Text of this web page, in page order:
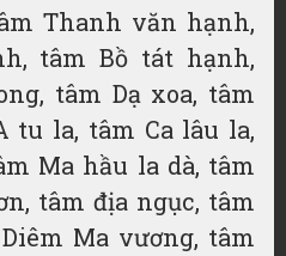
Thanh văn hạnh,
tâm Bồ tát hạnh,
tâm Dạ xoa, tâm
tu la, tâm Ca lâu la,
Ma hầu la dà, tâm
tâm địa ngục, tâm
Ma vương, tâm